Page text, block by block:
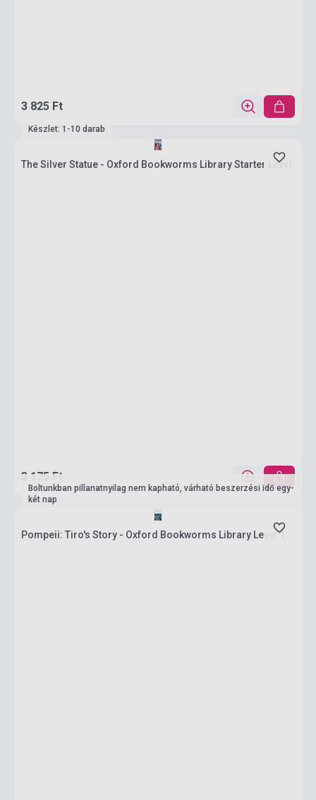
3 825 Ft
Készlet: 1-10 darab
The Silver Statue - Oxford Bookworms Library Starter Level
3 175 Ft
Boltunkban pillanatnyilag nem kapható, várható beszerzési idő egy-
két nap
Pompeii: Tiro's Story - Oxford Bookworms Library Level 1